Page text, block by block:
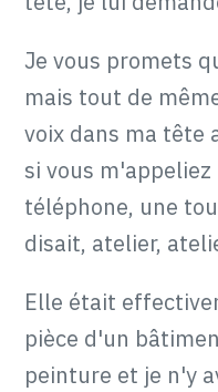
Je vous promets
mais tout de
voix dans ma tête
si vous
téléphone, une
disait, atelier,
Elle était
pièce d'un
peinture et je n'y